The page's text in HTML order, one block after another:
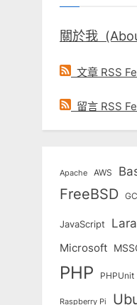
關於我
文章 RSS
留言 RSS
Apache AWS
FreeBSD
JavaScript
Microsoft
PHP PHPUnit
Raspberry Pi